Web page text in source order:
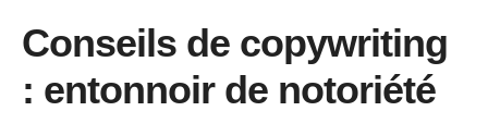
Conseils de copywriting
: entonnoir de notoriété